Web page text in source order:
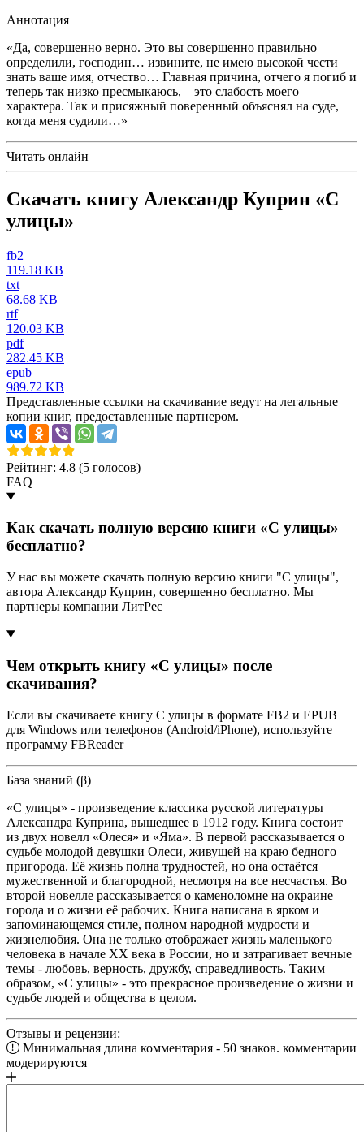
Аннотация
«Да, совершенно верно. Это вы совершенно правильно
определили, господин… извините, не имею высокой чести
знать ваше имя, отчество… Главная причина, отчего я погиб и
теперь так низко пресмыкаюсь, – это слабость моего
характера. Так и присяжный поверенный объяснял на суде,
когда меня судили…»
Читать онлайн
Скачать книгу Александр Куприн «С
улицы»
fb2
119.18 KB
txt
68.68 KB
rtf
120.03 KB
pdf
282.45 KB
epub
989.72 KB
Представленные ссылки на скачивание ведут на легальные
копии книг, предоставленные партнером.
Рейтинг: 4.8 (5 голосов)
FAQ
Как скачать полную версию книги «С улицы»
бесплатно?
У нас вы можете скачать полную версию книги "С улицы",
автора Александр Куприн, совершенно бесплатно. Мы
партнеры компании ЛитРес
Чем открыть книгу «С улицы» после
скачивания?
Если вы скачиваете книгу С улицы в формате FB2 и EPUB
для Windows или телефонов (Android/iPhone), используйте
программу FBReader
База знаний (β)
«С улицы» - произведение классика русской литературы
Александра Куприна, вышедшее в 1912 году. Книга состоит
из двух новелл «Олеся» и «Яма». В первой рассказывается о
судьбе молодой девушки Олеси, живущей на краю бедного
пригорода. Её жизнь полна трудностей, но она остаётся
мужественной и благородной, несмотря на все несчастья. Во
второй новелле рассказывается о каменоломне на окраине
города и о жизни её рабочих. Книга написана в ярком и
запоминающемся стиле, полном народной мудрости и
жизнелюбия. Она не только отображает жизнь маленького
человека в начале XX века в России, но и затрагивает вечные
темы - любовь, верность, дружбу, справедливость. Таким
образом, «С улицы» - это прекрасное произведение о жизни и
судьбе людей и общества в целом.
Отзывы и рецензии:
Минимальная длина комментария - 50 знаков. комментарии
модерируются